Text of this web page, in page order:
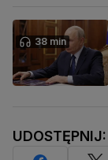
38 min
UDOSTĘPNIJ: